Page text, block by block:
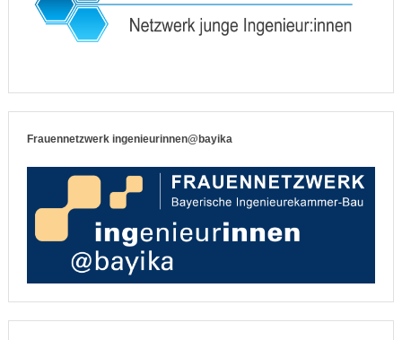
Frauennetzwerk ingenieurinnen@bayika